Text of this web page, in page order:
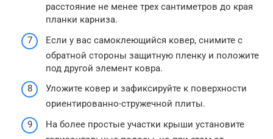
расстояние не менее трех сантиметров до края
планки карниза.
Если у вас самоклеющийся ковер, снимите с
обратной стороны защитную пленку и положите
под другой элемент ковра.
Уложите ковер и зафиксируйте к поверхности
ориентированно-стружечной плиты.
На более простые участки крыши установите